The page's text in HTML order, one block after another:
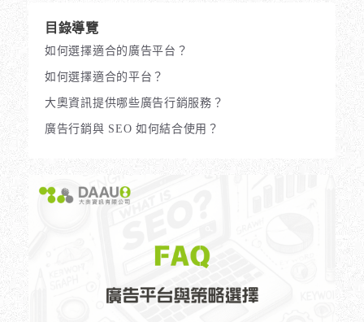
目錄導覽
如何選擇適合的廣告平台？
如何選擇適合的平台？
大奧資訊提供哪些廣告行銷服務？
廣告行銷與 SEO 如何結合使用？